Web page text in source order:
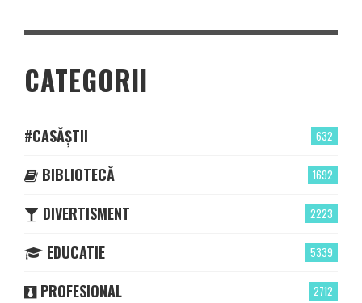
CATEGORII
632
#CASĂȘTII
1692
BIBLIOTECĂ
2223
DIVERTISMENT
5339
EDUCATIE
2712
PROFESIONAL